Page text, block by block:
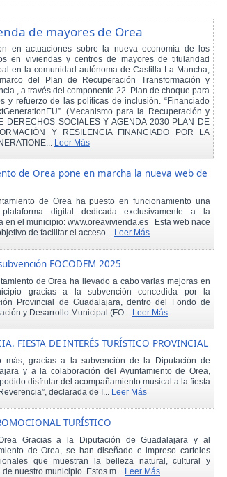
de mayores de Orea
en actuaciones sobre la nueva economía de los
en viviendas y centros de mayores de titularidad
en la comunidad autónoma de Castilla La Mancha,
del Plan de Recuperación Transformación y
, a través del componente 22. Plan de choque para
y refuerzo de las políticas de inclusión. “Financiado
(Mecanismo para la Recuperación y
DERECHOS SOCIALES Y AGENDA 2030 PLAN DE
Y RESILENCIA FINANCIADO POR LA
Leer Más
de Orea pone en marcha la nueva web de
de Orea ha puesto en funcionamiento una
digital dedicada exclusivamente a la
en el municipio: www.oreavivienda.es Esta web nace
de facilitar el acceso... Leer Más
FOCODEM 2025
de Orea ha llevado a cabo varias mejoras en
gracias a la subvención concedida por la
Provincial de Guadalajara, dentro del Fondo de
y Desarrollo Municipal (FO... Leer Más
FIESTA DE INTERÉS TURÍSTICO PROVINCIAL
más, gracias a la subvención de la Diputación de
y a la colaboración del Ayuntamiento de Orea,
disfrutar del acompañamiento musical a la fiesta
declarada de I... Leer Más
TURÍSTICO
Gracias a la Diputación de Guadalajara y al
de Orea, se han diseñado e impreso carteles
que muestran la belleza natural, cultural y
de nuestro municipio. Estos m... Leer Más